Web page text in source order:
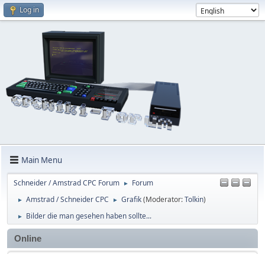
Log in
Main Menu
Schneider / Amstrad CPC Forum ► Forum
► Amstrad / Schneider CPC ► Grafik(Moderator:Tolkin)
► Bilder die man gesehen haben sollte...
Online